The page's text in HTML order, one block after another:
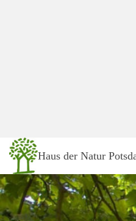
Haus der Natur